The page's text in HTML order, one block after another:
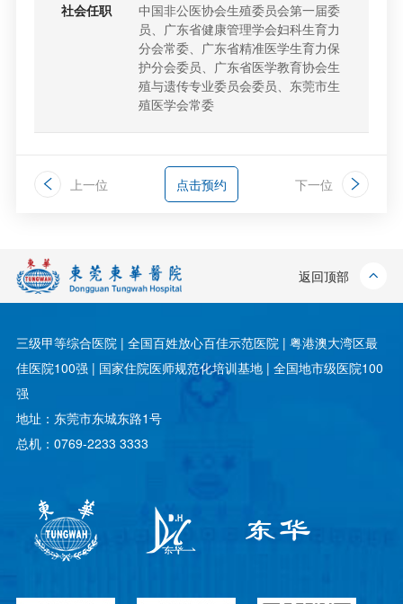
社会任职
中国非公医协会生殖委员会第一届委
员、广东省健康管理学会妇科生育力
分会常委、广东省精准医学生育力保
护分会委员、广东省医学教育协会生
殖与遗传专业委员会委员、东莞市生
殖医学会常委
上一位 点击预约 下一位
返回顶部
三级甲等综合医院 | 全国百姓放心百佳示范医院 | 粤港澳大湾区最
佳医院100强 | 国家住院医师规范化培训基地 | 全国地市级医院100
强
地址：东莞市东城东路1号
总机：0769-2233 3333